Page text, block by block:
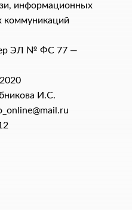
информационных
коммуникаций
ЭЛ № ФС 77 —
И.C.